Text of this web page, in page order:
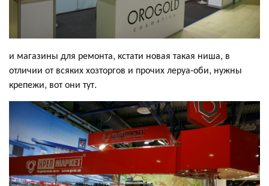
и магазины для ремонта, кстати новая такая ниша, в
отличии от всяких хозторгов и прочих леруа-оби, нужны
крепежи, вот они тут.